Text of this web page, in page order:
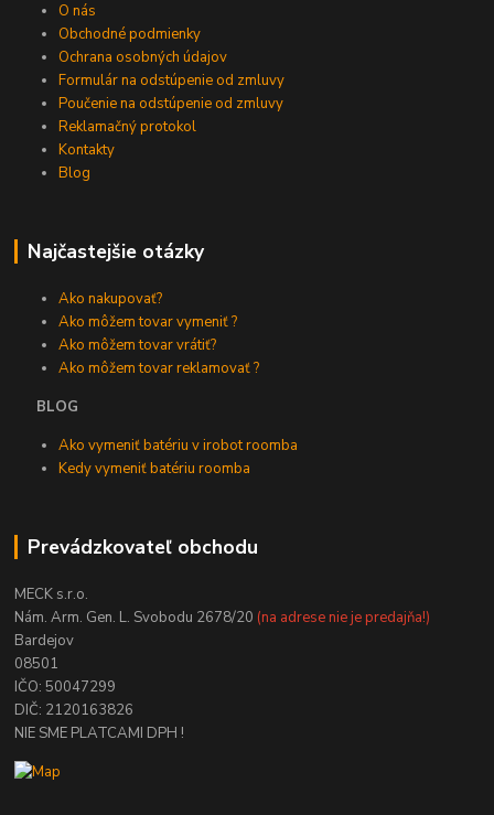
O nás
Obchodné podmienky
Ochrana osobných údajov
Formulár na odstúpenie od zmluvy
Poučenie na odstúpenie od zmluvy
Reklamačný protokol
Kontakty
Blog
Najčastejšie otázky
Ako nakupovať?
Ako môžem tovar vymeniť ?
Ako môžem tovar vrátiť?
Ako môžem tovar reklamovať ?
BLOG
Ako vymeniť batériu v irobot roomba
Kedy vymeniť batériu roomba
Prevádzkovateľ obchodu
MECK s.r.o.
Nám. Arm. Gen. L. Svobodu 2678/20 (na adrese nie je predajňa!)
Bardejov
08501
IČO: 50047299
DIČ: 2120163826
NIE SME PLATCAMI DPH !